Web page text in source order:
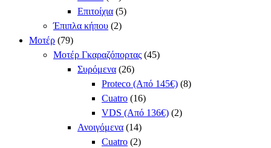
Επιτοίχια (5)
Έπιπλα κήπου (2)
Μοτέρ (79)
Μοτέρ Γκαραζόπορτας (45)
Συρόμενα (26)
Proteco (Από 145€) (8)
Cuatro (16)
VDS (Από 136€) (2)
Ανοιγόμενα (14)
Cuatro (2)